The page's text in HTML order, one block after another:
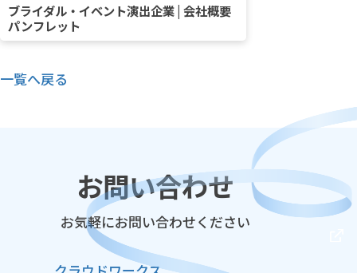
ブライダル・イベント演出企業 | 会社概要
パンフレット
一覧へ戻る
お問い合わせ
お気軽にお問い合わせください